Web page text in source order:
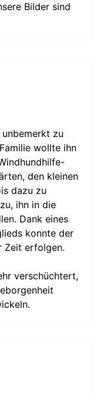
Bilder sind
zu
wollte ihn
den kleinen
dazu zu
ihn in die
Dank eines
konnte der
Zeit erfolgen.
verschüchtert,